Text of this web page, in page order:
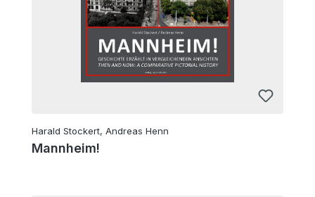
Harald Stockert, Andreas Henn
Mannheim!